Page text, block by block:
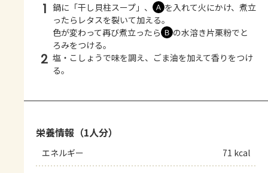
1 鍋に「干し貝柱スープ」、 Ａ を入れて火にかけ、煮立
ったらレタスを裂いて加える。
色が変わって再び煮立ったら Ｂ の水溶き片栗粉でと
ろみをつける。
2 塩・こしょうで味を調え、ごま油を加えて香りをつけ
る。
栄養情報（1人分）
エネルギー 71 kcal